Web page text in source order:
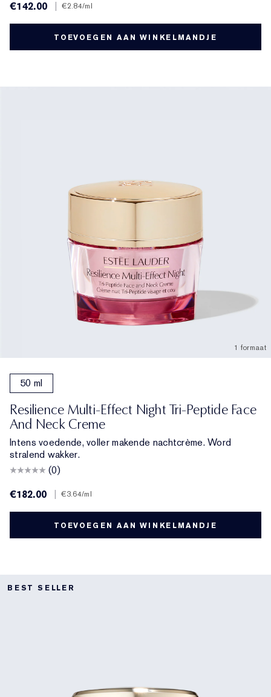
€142.00 €2.84/ml
TOEVOEGEN AAN WINKELMANDJE
1 formaat
50 ml
Resilience Multi-Effect Night Tri-Peptide Face
And Neck Creme
Intens voedende, voller makende nachtcrème. Word
stralend wakker.
(0)
€182.00
€3.64/ml
TOEVOEGEN AAN WINKELMANDJE
BEST SELLER